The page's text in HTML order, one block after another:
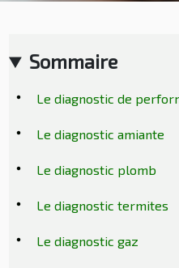
Sommaire
Le diagnostic de
Le diagnostic amiante
Le diagnostic plomb
Le diagnostic termites
Le diagnostic gaz